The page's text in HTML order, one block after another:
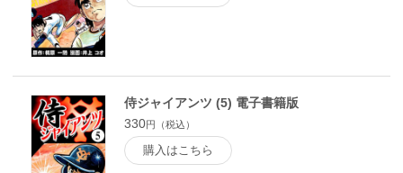
侍ジャイアンツ (5) 電子書籍版
330円（税込）
購入はこちら